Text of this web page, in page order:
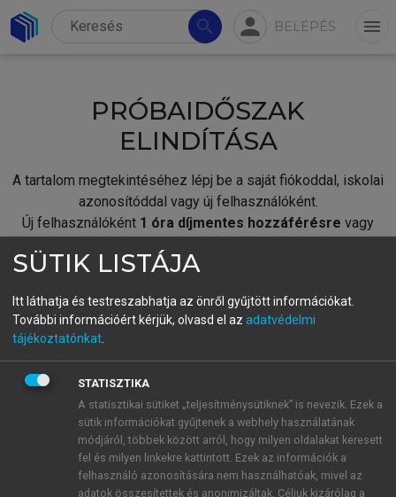
search person BELÉPÉS menu
PRÓBAIDŐSZAK
ELINDÍTÁSA
A tartalom megtekintéséhez lépj be a saját fiókoddal, iskolai
azonosítóddal vagy új felhasználóként.
Új felhasználóként 1 óra díjmentes hozzáférésre vagy
fiókoddal,vagy hozz létre új fiókot.
A regisztráció után apróbaidőszakautomatikusan
BELÉPÉS SAJÁT FIÓKKAL
ÚJ FIÓK LÉTREHOZÁSA
1 óra díjmentes hozzáférés
SÜTIK LISTÁJA
Itt láthatja és testreszabhatja az önről gyűjtött információkat.
További információért kérjük, olvasd el az adatvédelmi
tájékoztatónkat
STATISZTIKA
A statisztikai sütiket „teljesítménysütiknek” is nevezik. Ezek a
sütik információkat gyűjtenek a webhely használatának
módjáról, többek között arról, hogy milyen oldalakat keresett
fel és milyen linkekre kattintott. Ezek az információk a
felhasználó azonosítására nem használhatóak, mivel az
adatok összesítettek és anonimizáltak. Céljuk kizárólag a